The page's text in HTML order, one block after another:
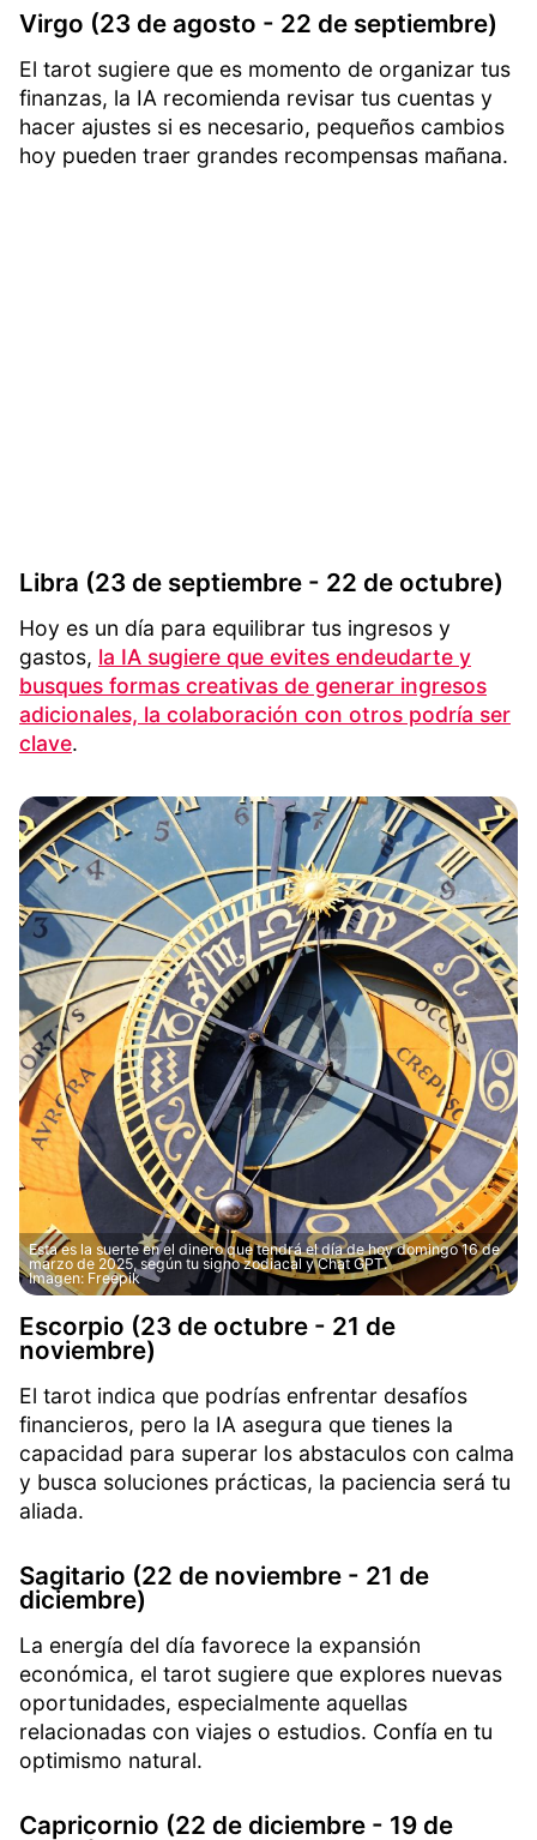
Virgo (23 de agosto - 22 de septiembre)
El tarot sugiere que es momento de organizar tus
finanzas, la IA recomienda revisar tus cuentas y
hacer ajustes si es necesario, pequeños cambios
hoy pueden traer grandes recompensas mañana.
Libra (23 de septiembre - 22 de octubre)
Hoy es un día para equilibrar tus ingresos y
gastos, la IA sugiere que evites endeudarte y
busques formas creativas de generar ingresos
adicionales, la colaboración con otros podría ser
clave.
Esta es la suerte en el dinero que tendrá el día de hoy domingo 16 de
marzo de 2025, según tu signo zodiacal y Chat GPT.
Imagen: Freepik
Escorpio (23 de octubre - 21 de
noviembre)
El tarot indica que podrías enfrentar desafíos
financieros, pero la IA asegura que tienes la
capacidad para superar los abstaculos con calma
y busca soluciones prácticas, la paciencia será tu
aliada.
Sagitario (22 de noviembre - 21 de
diciembre)
La energía del día favorece la expansión
económica, el tarot sugiere que explores nuevas
oportunidades, especialmente aquellas
relacionadas con viajes o estudios. Confía en tu
optimismo natural.
Capricornio (22 de diciembre - 19 de